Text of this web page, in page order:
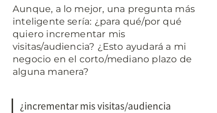
Aunque, a lo mejor, una pregunta más
inteligente sería: ¿para qué/por qué
quiero incrementar mis
visitas/audiencia? ¿Esto ayudará a mi
negocio en el corto/mediano plazo de
alguna manera?
¿incrementar mis visitas/audiencia